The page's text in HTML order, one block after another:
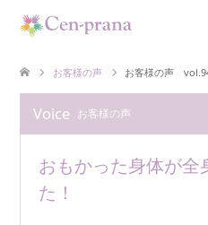
お客様の声 お客様の声
Voice お客様の声
おもかった身体が全
た！